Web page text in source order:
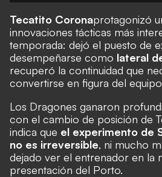
Tecatito Coronaprotagonizó
innovaciones tácticas más
temporada: dejó el puesto de
desempeñarse como lateral
recuperó la continuidad que
convertirse en figura del
Los Dragones ganaron
con el cambio de posición de
indica que el experimento de
no es irreversible, ni mucho
dejado ver el entrenador en la
presentación del Porto.